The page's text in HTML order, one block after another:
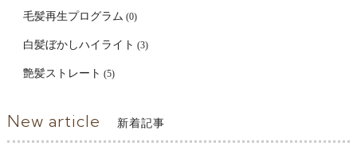
毛髪再生プログラム (0)
白髪ぼかしハイライト (3)
艶髪ストレート (5)
New article 新着記事